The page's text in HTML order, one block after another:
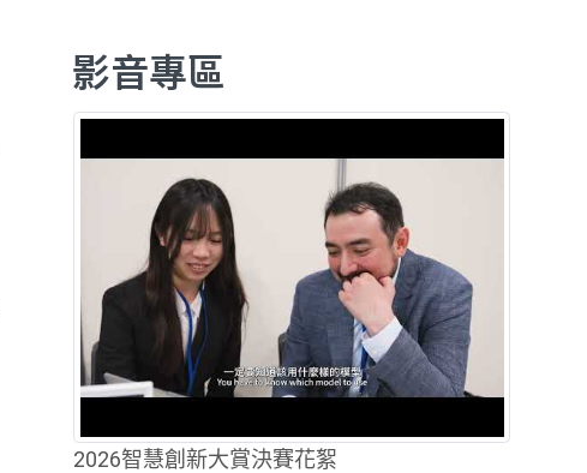
影音專區
2026智慧創新大賞決賽花絮